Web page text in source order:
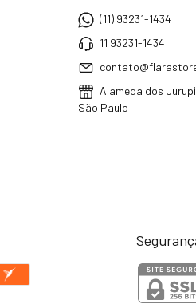
(11) 93231-1434
11 93231-1434
Alameda dos
São Paulo